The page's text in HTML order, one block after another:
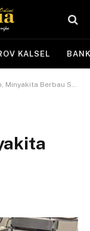
KALSEL
Berbau Solar